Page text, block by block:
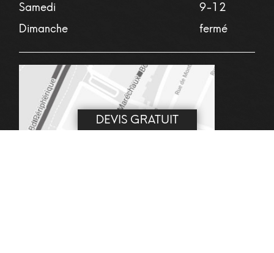
Samedi
9-12
Dimanche
fermé
DEVIS GRATUIT